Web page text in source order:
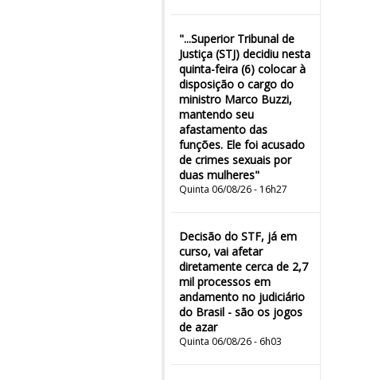
"...Superior Tribunal de
Justiça (STJ) decidiu nesta
quinta-feira (6) colocar à
disposição o cargo do
ministro Marco Buzzi,
mantendo seu
afastamento das
funções. Ele foi acusado
de crimes sexuais por
duas mulheres"
Quinta 06/08/26 - 16h27
Decisão do STF, já em
curso, vai afetar
diretamente cerca de 2,7
mil processos em
andamento no judiciário
do Brasil - são os jogos
de azar
Quinta 06/08/26 - 6h03